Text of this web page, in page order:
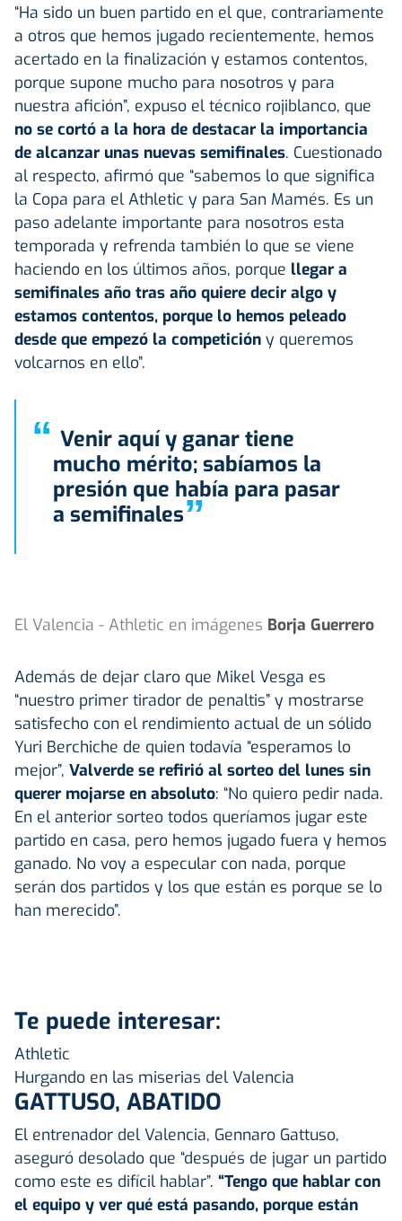
“Ha sido un buen partido en el que, contrariamente
a otros que hemos jugado recientemente, hemos
acertado en la finalización y estamos contentos,
porque supone mucho para nosotros y para
nuestra afición”, expuso el técnico rojiblanco, que
no se cortó a la hora de destacar la importancia
de alcanzar unas nuevas semifinales. Cuestionado
al respecto, afirmó que “sabemos lo que significa
la Copa para el Athletic y para San Mamés. Es un
paso adelante importante para nosotros esta
temporada y refrenda también lo que se viene
haciendo en los últimos años, porque llegar a
semifinales año tras año quiere decir algo y
estamos contentos, porque lo hemos peleado
desde que empezó la competición y queremos
volcarnos en ello”.
“ Venir aquí y ganar tiene
mucho mérito; sabíamos la
presión que había para pasar
a semifinales”
El Valencia - Athletic en imágenes Borja Guerrero
Además de dejar claro que Mikel Vesga es
“nuestro primer tirador de penaltis” y mostrarse
satisfecho con el rendimiento actual de un sólido
Yuri Berchiche de quien todavía “esperamos lo
mejor”, Valverde se refirió al sorteo del lunes sin
querer mojarse en absoluto: “No quiero pedir nada.
En el anterior sorteo todos queríamos jugar este
partido en casa, pero hemos jugado fuera y hemos
ganado. No voy a especular con nada, porque
serán dos partidos y los que están es porque se lo
han merecido”.
Te puede interesar:
Athletic
Hurgando en las miserias del Valencia
GATTUSO, ABATIDO
El entrenador del Valencia, Gennaro Gattuso,
aseguró desolado que “después de jugar un partido
como este es difícil hablar”. “Tengo que hablar con
el equipo y ver qué está pasando, porque están